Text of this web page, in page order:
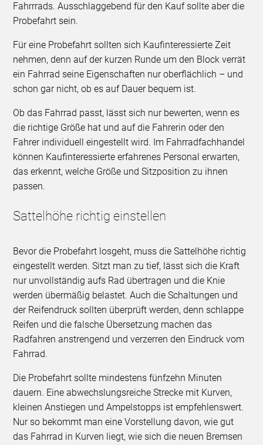
Fahrrrads. Ausschlaggebend für den Kauf sollte aber die
Probefahrt sein.
Für eine Probefahrt sollten sich Kaufinteressierte Zeit
nehmen, denn auf der kurzen Runde um den Block verrät
ein Fahrrad seine Eigenschaften nur oberflächlich – und
schon gar nicht, ob es auf Dauer bequem ist.
Ob das Fahrrad passt, lässt sich nur bewerten, wenn es
die richtige Größe hat und auf die Fahrerin oder den
Fahrer individuell eingestellt wird. Im Fahrradfachhandel
können Kaufinteressierte erfahrenes Personal erwarten,
das erkennt, welche Größe und Sitzposition zu ihnen
passen.
Sattelhöhe richtig einstellen
Bevor die Probefahrt losgeht, muss die Sattelhöhe richtig
eingestellt werden. Sitzt man zu tief, lässt sich die Kraft
nur unvollständig aufs Rad übertragen und die Knie
werden übermäßig belastet. Auch die Schaltungen und
der Reifendruck sollten überprüft werden, denn schlappe
Reifen und die falsche Übersetzung machen das
Radfahren anstrengend und verzerren den Eindruck vom
Fahrrad.
Die Probefahrt sollte mindestens fünfzehn Minuten
dauern. Eine abwechslungsreiche Strecke mit Kurven,
kleinen Anstiegen und Ampelstopps ist empfehlenswert.
Nur so bekommt man eine Vorstellung davon, wie gut
das Fahrrad in Kurven liegt, wie sich die neuen Bremsen